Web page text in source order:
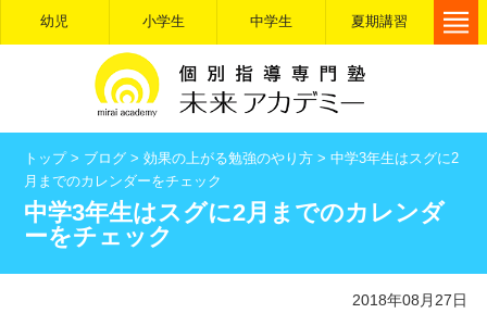
幼児 小学生 中学生 夏期講習
トップ> ブログ >効果の上がる勉強のやり方 >中学3年生はスグに2
月までのカレンダーをチェック
中学3年生はスグに2月までのカレンダ
ーをチェック
2018年08月27日